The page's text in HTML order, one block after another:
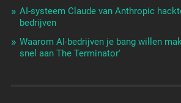
AI-systeem Claude van Anthropic
bedrijven
Waarom AI-bedrijven je bang willen
snel aan The Terminator'